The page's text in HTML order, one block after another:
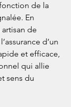
de la
En
de
d’un
et efficace,
qui allie
sens du